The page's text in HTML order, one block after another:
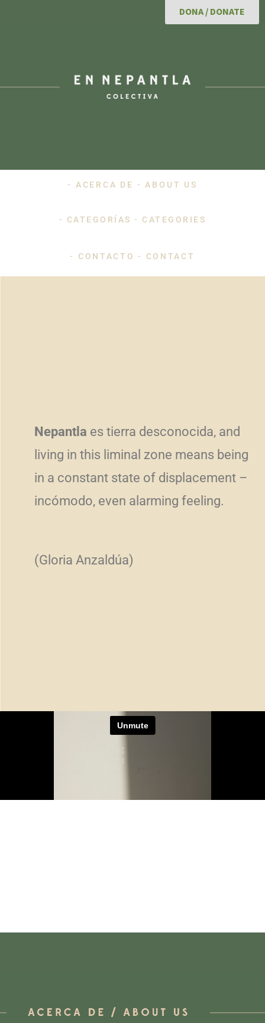
DONA / DONATE
- ACERCA DE - ABOUT US
- CATEGORÍAS - CATEGORIES
- CONTACTO - CONTACT
Nepantla es tierra desconocida, and
living in this liminal zone means being
in a constant state of displacement –
incómodo, even alarming feeling.
(Gloria Anzaldúa)